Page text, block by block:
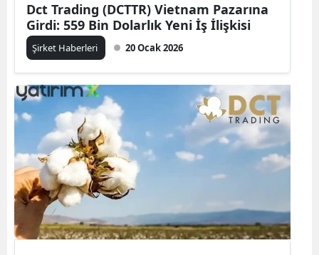
Dct Trading (DCTTR) Vietnam Pazarına
Girdi: 559 Bin Dolarlık Yeni İş İlişkisi
Şirket Haberleri 20 Ocak 2026